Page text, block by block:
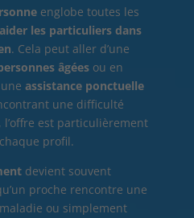
englobe toutes les
aider les particuliers dans
. Cela peut aller d’une
âgéesou en
assistance ponctuelle
une difficulté
est particulièrement
profil.
devient souvent
proche rencontre une
ou simplement